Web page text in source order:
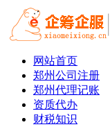
网站首页
郑州公司注册
郑州代理记账
资质代办
财税知识